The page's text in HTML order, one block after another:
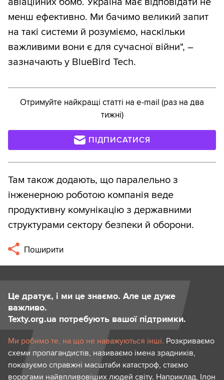
менш ефективно. Ми бачимо великий запит
на такі системи й розуміємо, наскільки
важливими вони є для сучасної війни", –
зазначають у BlueBird Tech.
Отримуйте найкращі статті на e-mail (раз на два
тижні)
ПІДПИСАТИСЯ
Там також додають, що паралельно з
інженерною роботою компанія веде
продуктивну комунікацію з державними
структурами сектору безпеки й оборони.
Поширити
Це дратує, і ми це знаємо. Але це дуже
важливо.
Texty.org.ua потребують вашої підтримки.
Ми робимо те, на що не наважуються інші. Розкриваємо
схеми пропагандистів, називаємо імена зрадників,
показуємо справжні масштаби катастроф, стаємо
ворогами найвпливовіших людей світу. Наприклад, Ілон